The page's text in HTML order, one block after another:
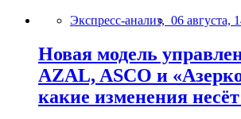
Экспресс-анализ, 06 августа,
Новая модель
AZAL, ASCO и
какие изменения